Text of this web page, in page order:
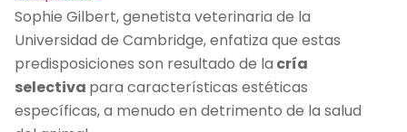
Sophie Gilbert, genetista veterinaria de la
Universidad de Cambridge, enfatiza que estas
predisposiciones son resultado de la cría
selectiva para características estéticas
específicas, a menudo en detrimento de la salud